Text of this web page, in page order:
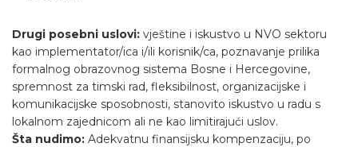
Drugi posebni uslovi: vještine i iskustvo u NVO sektoru
kao implementator/ica i/ili korisnik/ca, poznavanje prilika
formalnog obrazovnog sistema Bosne i Hercegovine,
spremnost za timski rad, fleksibilnost, organizacijske i
komunikacijske sposobnosti, stanovito iskustvo u radu s
lokalnom zajednicom ali ne kao limitirajući uslov.
Šta nudimo: Adekvatnu finansijsku kompenzaciju, po